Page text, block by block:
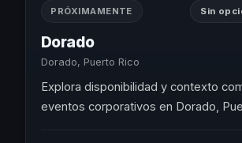
PRÓXIMAMENTE Sin
Dorado
Dorado, Puerto Rico
Explora disponibilidad y contexto
eventos corporativos en Dorado,